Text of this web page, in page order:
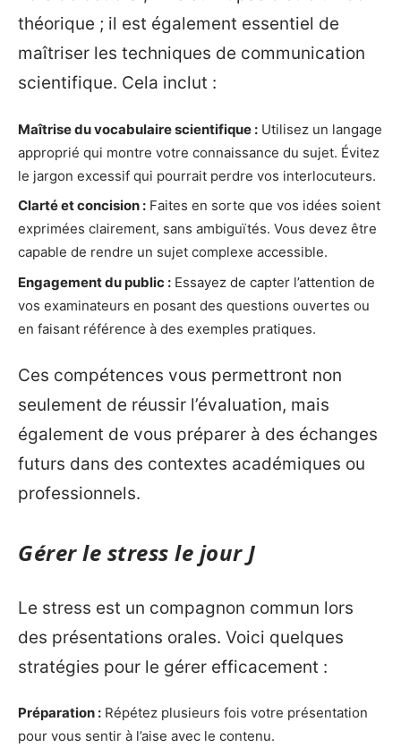
théorique ; il est également essentiel de
maîtriser les techniques de communication
scientifique. Cela inclut :
Maîtrise du vocabulaire scientifique : Utilisez un langage
approprié qui montre votre connaissance du sujet. Évitez
le jargon excessif qui pourrait perdre vos interlocuteurs.
Clarté et concision : Faites en sorte que vos idées soient
exprimées clairement, sans ambiguïtés. Vous devez être
capable de rendre un sujet complexe accessible.
Engagement du public : Essayez de capter l’attention de
vos examinateurs en posant des questions ouvertes ou
en faisant référence à des exemples pratiques.
Ces compétences vous permettront non
seulement de réussir l’évaluation, mais
également de vous préparer à des échanges
futurs dans des contextes académiques ou
professionnels.
Gérer le stress le jour J
Le stress est un compagnon commun lors
des présentations orales. Voici quelques
stratégies pour le gérer efficacement :
Préparation : Répétez plusieurs fois votre présentation
pour vous sentir à l’aise avec le contenu.